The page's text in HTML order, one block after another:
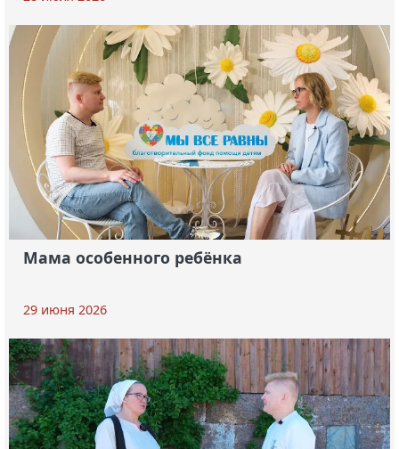
Мама особенного ребёнка
29 июня 2026